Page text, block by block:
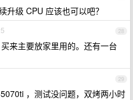
升级 CPU 应该也可以吧？
28
来主要放家里用的。还有一台
29
，测试没问题，双烤两小时